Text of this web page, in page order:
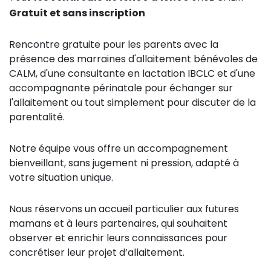
Gratuit et sans inscription
Rencontre gratuite pour les parents avec la
présence des marraines d'allaitement bénévoles de
CALM, d'une consultante en lactation IBCLC et d'une
accompagnante périnatale pour échanger sur
l'allaitement ou tout simplement pour discuter de la
parentalité.
Notre équipe vous offre un accompagnement
bienveillant, sans jugement ni pression, adapté à
votre situation unique.
Nous réservons un accueil particulier aux futures
mamans et à leurs partenaires, qui souhaitent
observer et enrichir leurs connaissances pour
concrétiser leur projet d’allaitement.